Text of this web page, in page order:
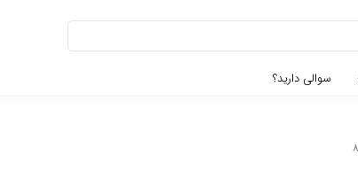
سوالی دارید؟